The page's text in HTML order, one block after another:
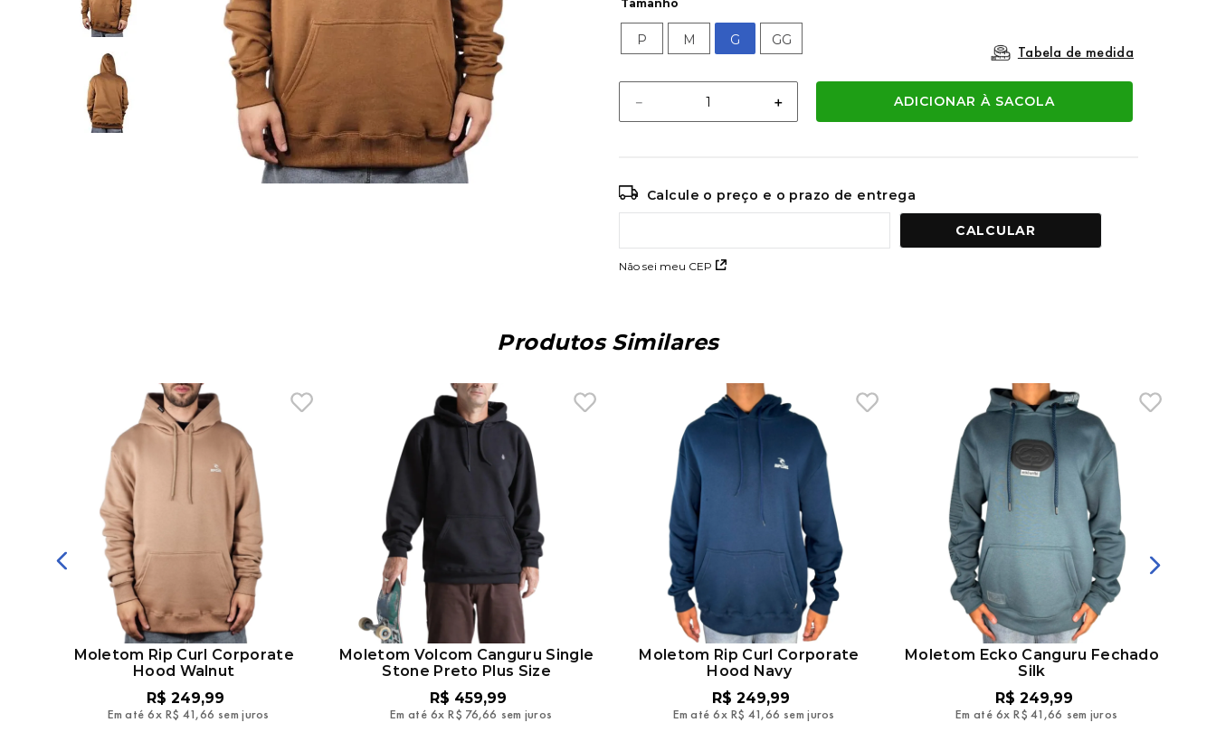
Tamanho
P M G GG
Tabela de medida
＋
－ ADICIONAR À SACOLA
Calcule o preço e o prazo de entrega
Não sei meu CEP
Produtos Similares
Moletom Rip Curl Corporate
Hood Walnut
R$ 249,99
Em até 6x R$ 41,66 sem juros
Moletom Volcom Canguru Single
Stone Preto Plus Size
R$ 459,99
Em até 6x R$ 76,66 sem juros
Moletom Rip Curl Corporate
Hood Navy
R$ 249,99
Em até 6x R$ 41,66 sem juros
Moletom Ecko Canguru Fechado
Silk
R$ 249,99
Em até 6x R$ 41 ,66 sem juros